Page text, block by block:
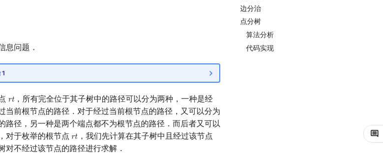
边分治
点分树
算法分析
代码实现
息问题．
rt
rt，所有完全位于其子树中的路径可以分为两种，一种是经
当前根节点的路径．对于经过当前根节点的路径，又可以分为
路径，另一种是两个端点都不为根节点的路径．而后者又可以
对于枚举的根节点 𝑟𝑡
rt ，我们先计算在其子树中且经过该节点
对不经过该节点的路径进行求解．